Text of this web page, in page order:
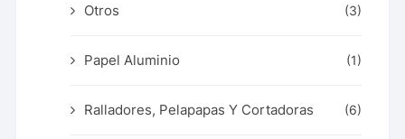
Otros (3)
Papel Aluminio (1)
Ralladores, Pelapapas Y Cortadoras (6)